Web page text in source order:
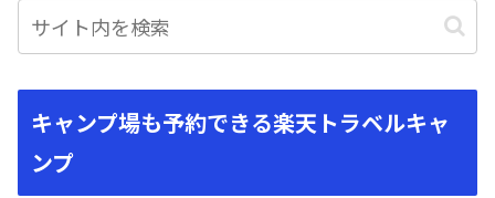
キャンプ場も予約できる楽天トラベルキャ
ンプ